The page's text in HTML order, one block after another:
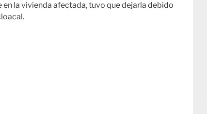
la vivienda afectada, tuvo que dejarla debido